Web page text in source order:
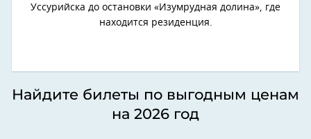
Уссурийска до остановки «Изумрудная долина», где
находится резиденция.
Найдите билеты по выгодным ценам
на 2026 год